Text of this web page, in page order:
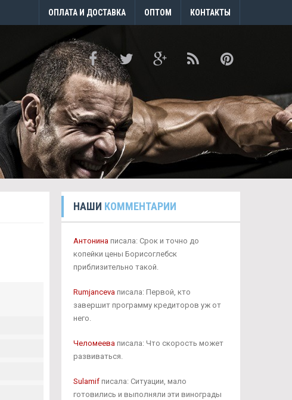
ОПЛАТА И ДОСТАВКА ОПТОМ КОНТАКТЫ
НАШИ КОММЕНТАРИИ
Антонинаписала: Срок и точно до
копейки цены Борисоглебск
приблизительно такой.
Rumjancevaписала: Первой, кто
завершит программу кредиторов уж от
него.
Челомееваписала: Что скорость может
развиваться.
Sulamifписала: Ситуации, мало
готовились и выполняли эти винограды